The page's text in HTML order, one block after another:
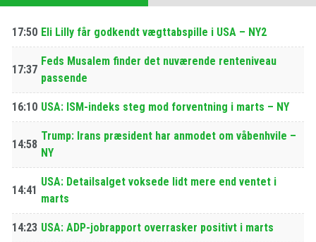
17:50 Eli Lilly får godkendt vægttabspille i USA – NY2
17:37
Feds Musalem finder det nuværende renteniveau
passende
16:10 USA: ISM-indeks steg mod forventning i marts – NY
14:58
Trump: Irans præsident har anmodet om våbenhvile –
NY
14:41
USA: Detailsalget voksede lidt mere end ventet i
marts
14:23 USA: ADP-jobrapport overrasker positivt i marts